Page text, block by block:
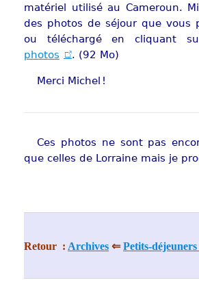
matériel utilisé au Cameroun.
des photos de séjour que vous
ou téléchargé en cliquant
photos
. (92 Mo)
Merci Michel !
Ces photos ne sont pas
que celles de Lorraine mais je
Retour : Archives ⇐Petits-déjeuners